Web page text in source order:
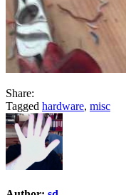
Share:
Tagged hardware, misc